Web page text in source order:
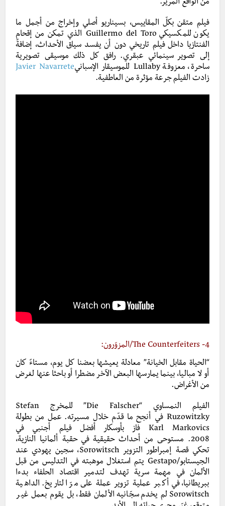
من الواقع المرير.
فيلم متقن بكلّ المقاييس، بسيناريو أصلي وإخراج من أجمل ما
يكون للمكسيكي Guillermo del Toro الذي تمكن من إقحام
الفنتازيا داخل فيلم تاريخي دون أن يفسد سياق الأحداث، إضافةً
إلى تصوير سينمائي عبقري. رافق كل ذلك موسيقى تصويرية
ساحرة، معزوفة Lullaby للموسيقار الإسباني
Javier Navarrete
زادت الفيلم جرعة مؤثرة من العاطفية.
4-
The Counterfeiters/المزوّرون:
“الحياة مقابل الخيانة” معادلة يعيشها بعضنا كل يوم، مستاءً كان
أو لا مباليا، بينما يمارسها البعض الآخر مضطرا أو باحثا عنها لغرض
من الأغراض.
الفيلم النمساوي “Die Falscher” للمخرج Stefan
Ruzowitzky في أنجح ما قدّم خلال مسيرته. عمل من بطولة
Karl Markovics فاز بأوسكار أفضل فيلم أجنبي في
2008. مستوحى من أحداث حقيقية في حقبة ألمانيا النازية،
تحكي قصة إمبراطور التزوير Sorowitsch، سجين يهودي عند
الـجيستابو/Gestapo يتم استغلال موهبته في التدليس من قبل
الألمان في مهمة سرية تهدف لتدمير اقتصاد الحلفاء بدءا
ببريطانيا، في أكبر عملية تزوير عملة على مرّ التاريخ. الداهية
Sorowitsch لم يخدم سجّانيه الألمان فقط، بل يقوم بعمل غير